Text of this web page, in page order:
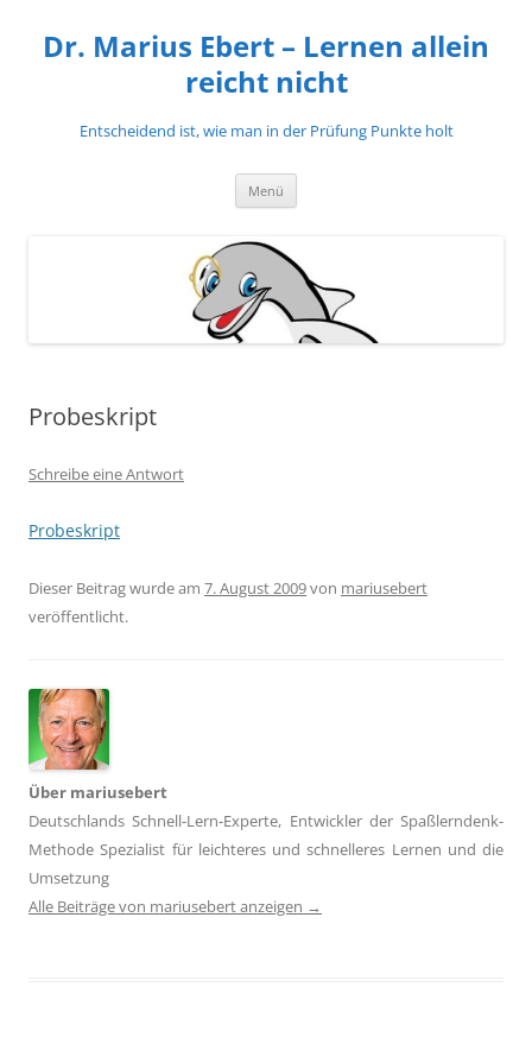
springen
Dr. Marius Ebert – Lernen allein
reicht nicht
Entscheidend ist, wie man in der Prüfung Punkte holt
Menü
Probeskript
Schreibe eine Antwort
Probeskript
Dieser Beitrag wurde am 7. August 2009von mariusebert
veröffentlicht.
Über mariusebert
Deutschlands Schnell-Lern-Experte, Entwickler der Spaßlerndenk-
Methode Spezialist für leichteres und schnelleres Lernen und die
Umsetzung
Alle Beiträge von mariusebert anzeigen →